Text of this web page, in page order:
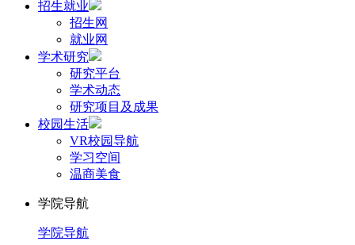
招生就业
招生网
就业网
学术研究
研究平台
学术动态
研究项目及成果
校园生活
VR校园导航
学习空间
温商美食
学院导航
学院导航